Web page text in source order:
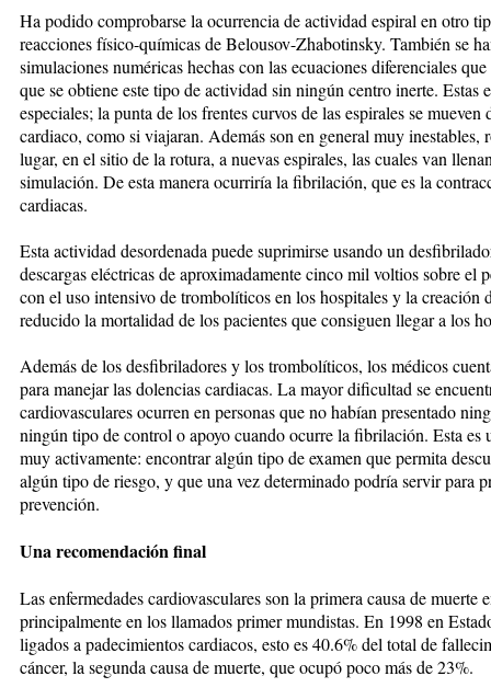
Ha podido comprobarse la ocurrencia de actividad espiral en otro
reacciones físico-químicas de Belousov-Zhabotinsky. También se
simulaciones numéricas hechas con las ecuaciones diferenciales
que se obtiene este tipo de actividad sin ningún centro inerte. Estas
especiales; la punta de los frentes curvos de las espirales se
cardiaco, como si viajaran. Además son en general muy
lugar, en el sitio de la rotura, a nuevas espirales, las cuales van
simulación. De esta manera ocurriría la fibrilación, que es la
cardiacas.
Esta actividad desordenada puede suprimirse usando un
descargas eléctricas de aproximadamente cinco mil voltios sobre el
con el uso intensivo de trombolíticos en los hospitales y la creación
reducido la mortalidad de los pacientes que consiguen llegar a los
Además de los desfibriladores y los trombolíticos, los médicos
para manejar las dolencias cardiacas. La mayor dificultad se
cardiovasculares ocurren en personas que no habían presentado
ningún tipo de control o apoyo cuando ocurre la fibrilación. Esta es
muy activamente: encontrar algún tipo de examen que permita
algún tipo de riesgo, y que una vez determinado podría servir para
prevención.
Una recomendación final
Las enfermedades cardiovasculares son la primera causa de muerte
principalmente en los llamados primer mundistas. En 1998 en
ligados a padecimientos cardiacos, esto es 40.6% del total de
cáncer, la segunda causa de muerte, que ocupó poco más de 23%.